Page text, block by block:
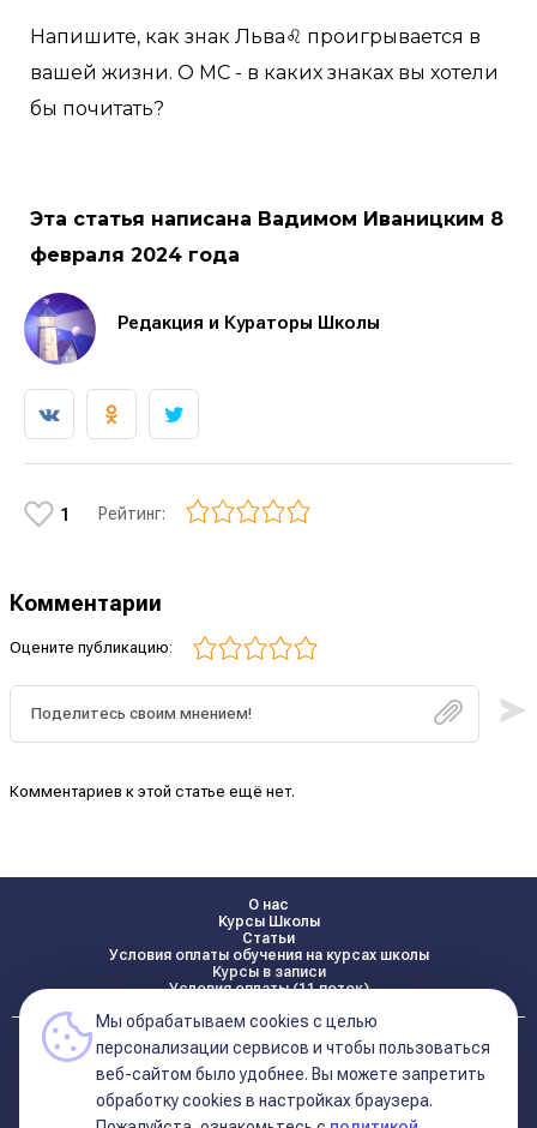
Напишите, как знак Льва♌️ проигрывается в
вашей жизни. О МС - в каких знаках вы хотели
бы почитать?
Эта статья написана Вадимом Иваницким 8
февраля 2024 года
Редакция и Кураторы Школы
1 Рейтинг:
Комментарии
Оцените публикацию:
Комментариев к этой статье ещё нет.
О нас
Курсы Школы
Статьи
Условия оплаты обучения на курсах школы
Курсы в записи
Условия оплаты (11 поток)
Реквизиты
Контакты
Политика конфиденциальности
Мы обрабатываем cookies с целью
персонализации сервисов и чтобы пользоваться
веб-сайтом было удобнее. Вы можете запретить
обработку сookies в настройках браузера.